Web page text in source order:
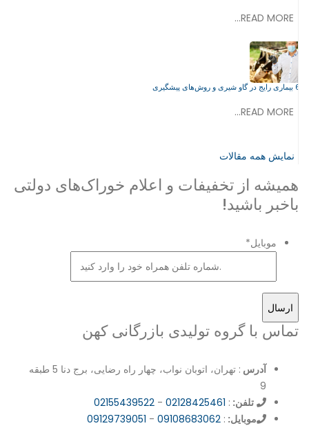
READ MORE...
6 بیماری رایج در گاو شیری و روش‌های پیشگیری
READ MORE...
نمایش همه مقالات
همیشه از تخفیفات و اعلام خوراک‌های دولتی
باخبر باشید!
موبایل*
تماس با گروه تولیدی بازرگانی کهن
آدرس
: تهران، اتوبان نواب، چهار راه رضایی، برج دنا 5 طبقه
9
تلفن: :
02128425461
-
02155439522
موبایل: :
09108683062
-
09129739051